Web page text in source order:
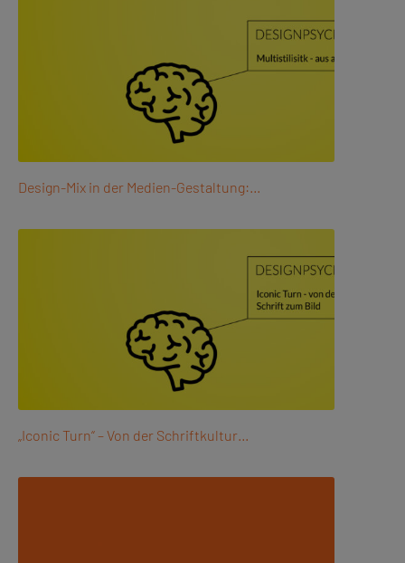
Design-Mix in der Medien-Gestaltung:…
„Iconic Turn“ – Von der Schriftkultur…